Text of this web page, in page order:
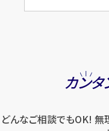
カン
どんなご相談でもOK! 無